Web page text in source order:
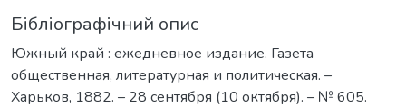
Бібліографічний опис
Южный край : ежедневное издание. Газета
общественная, литературная и политическая. –
Харьков, 1882. – 28 сентября (10 октября). – № 605.